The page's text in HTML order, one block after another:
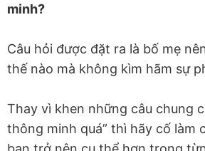
minh?
Câu hỏi được đặt ra là bố mẹ
thế nào mà không kìm hãm sự
Thay vì khen những câu chung
thông minh quá” thì hãy cố làm